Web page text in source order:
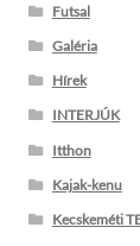
Futsal
Galéria
Hírek
INTERJÚK
Itthon
Kajak-kenu
Kecskeméti